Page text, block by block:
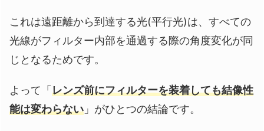
これは遠距離から到達する光(平行光)は、すべての
光線がフィルター内部を通過する際の角度変化が同
じとなるためです。
よって「 レンズ前にフィルターを装着しても結像性
能は変わらない 」がひとつの結論です。